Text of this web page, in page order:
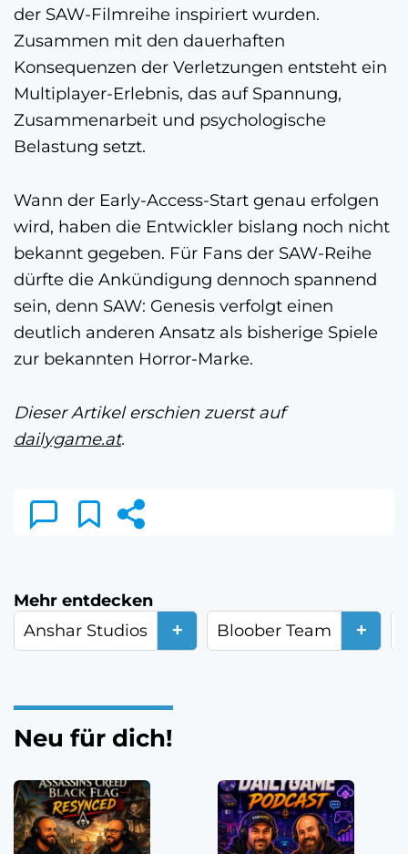
der SAW-Filmreihe inspiriert wurden.
Zusammen mit den dauerhaften
Konsequenzen der Verletzungen entsteht ein
Multiplayer-Erlebnis, das auf Spannung,
Zusammenarbeit und psychologische
Belastung setzt.
Wann der Early-Access-Start genau erfolgen
wird, haben die Entwickler bislang noch nicht
bekannt gegeben. Für Fans der SAW-Reihe
dürfte die Ankündigung dennoch spannend
sein, denn SAW: Genesis verfolgt einen
deutlich anderen Ansatz als bisherige Spiele
zur bekannten Horror-Marke.
Dieser Artikel erschien zuerst auf
dailygame.at.
Mehr entdecken
Anshar Studios
+ Bloober Team +
Neu für dich!